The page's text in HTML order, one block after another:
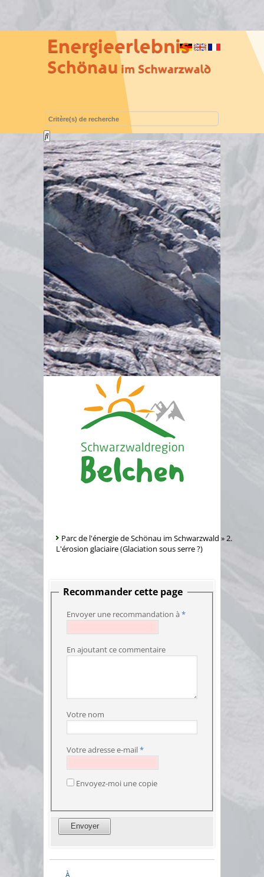
Parc de l'énergie de Schönau im Schwarzwald »2.
L'érosion glaciaire (Glaciation sous serre ?)
Recommander cette page
Envoyer une recommandation à *
En ajoutant ce commentaire
Votre nom
Votre adresse e-mail*
Envoyez-moi une copie
À